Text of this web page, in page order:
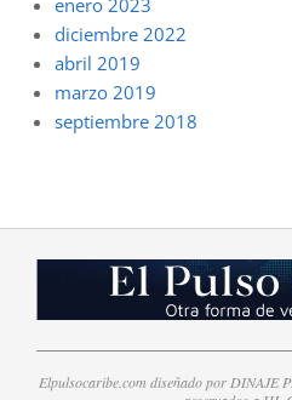
enero 2023
diciembre 2022
abril 2019
marzo 2019
septiembre 2018
Elpulsocaribe.com diseñado por DINAJE